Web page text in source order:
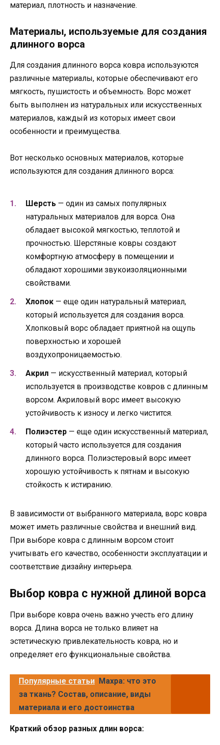
материал, плотность и назначение.
Материалы, используемые для создания
длинного ворса
Для создания длинного ворса ковра используются
различные материалы, которые обеспечивают его
мягкость, пушистость и объемность. Ворс может
быть выполнен из натуральных или искусственных
материалов, каждый из которых имеет свои
особенности и преимущества.
Вот несколько основных материалов, которые
используются для создания длинного ворса:
Шерсть — один из самых популярных
натуральных материалов для ворса. Она
обладает высокой мягкостью, теплотой и
прочностью. Шерстяные ковры создают
комфортную атмосферу в помещении и
обладают хорошими звукоизоляционными
свойствами.
Хлопок — еще один натуральный материал,
который используется для создания ворса.
Хлопковый ворс обладает приятной на ощупь
поверхностью и хорошей
воздухопроницаемостью.
Акрил — искусственный материал, который
используется в производстве ковров с длинным
ворсом. Акриловый ворс имеет высокую
устойчивость к износу и легко чистится.
Полиэстер — еще один искусственный материал,
который часто используется для создания
длинного ворса. Полиэстеровый ворс имеет
хорошую устойчивость к пятнам и высокую
стойкость к истиранию.
В зависимости от выбранного материала, ворс ковра
может иметь различные свойства и внешний вид.
При выборе ковра с длинным ворсом стоит
учитывать его качество, особенности эксплуатации и
соответствие дизайну интерьера.
Выбор ковра с нужной длиной ворса
При выборе ковра очень важно учесть его длину
ворса. Длина ворса не только влияет на
эстетическую привлекательность ковра, но и
определяет его функциональные свойства.
Популярные статьи Махра: что это
за ткань? Состав, описание, виды
материала и его достоинства
Краткий обзор разных длин ворса: